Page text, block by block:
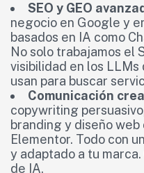
SEO y GEO
negocio en Google y
basados en IA como
No solo trabajamos el
visibilidad en los LLMs
usan para buscar
Comunicación
copywriting
branding y diseño
Elementor. Todo con
y adaptado a tu
de IA.